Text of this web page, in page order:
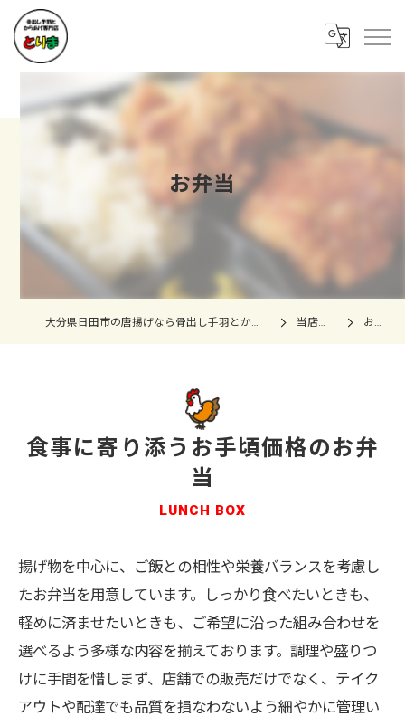
お弁当
大分県日田市の唐揚げなら骨出し手羽とからあげ専門店 とりま 当店の特徴 お弁当
食事に寄り添うお手頃価格のお弁
当
LUNCH BOX
揚げ物を中心に、ご飯との相性や栄養バランスを考慮し
たお弁当を用意しています。しっかり食べたいときも、
軽めに済ませたいときも、ご希望に沿った組み合わせを
選べるよう多様な内容を揃えております。調理や盛りつ
けに手間を惜しまず、店舗での販売だけでなく、テイク
アウトや配達でも品質を損なわないよう細やかに管理い